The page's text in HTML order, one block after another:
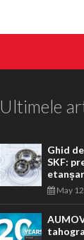
Ultimele
Ghid
SKF:
May